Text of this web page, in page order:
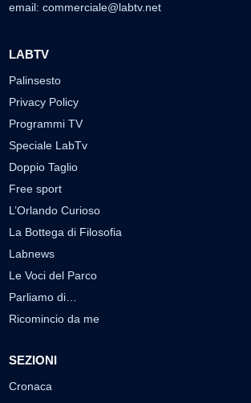
email: commerciale@labtv.net
LABTV
Palinsesto
Privacy Policy
Programmi TV
Speciale LabTv
Doppio Taglio
Free sport
L’Orlando Curioso
La Bottega di Filosofia
Labnews
Le Voci del Parco
Parliamo di…
Ricomincio da me
SEZIONI
Cronaca